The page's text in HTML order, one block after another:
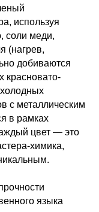
используя
соли меди,
(нагрев,
добиваются
красновато-
с металлическим
в рамках
цвет — это
химика,
языка